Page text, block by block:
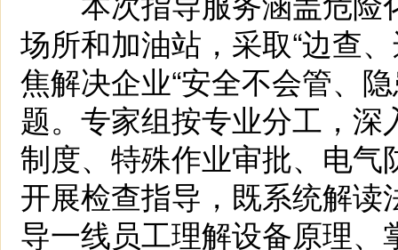
场所和加油站，采取“边查
焦解决企业“安全不会管、
题。专家组按专业分工，
制度、特殊作业审批、电
开展检查指导，既系统解读
导一线员工理解设备原理